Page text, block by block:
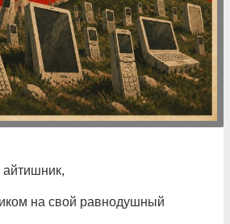
на свой равнодушный